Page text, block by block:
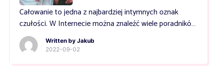
Całowanie to jedna z najbardziej intymnych oznak
czułości. W Internecie można znaleźć wiele poradników
na temat tego, jak się dobrze całować, jednak do nauki
tej czynności dochodzi najczęściej w praktyce. Osoby
Written by Jakub
2022-09-02